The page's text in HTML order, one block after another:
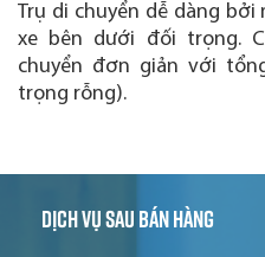
Trụ di chuyển dễ dàng
xe bên dưới đối trọng.
chuyển đơn giản với
trọng rỗng).
Dịch vụ sau bán hàng